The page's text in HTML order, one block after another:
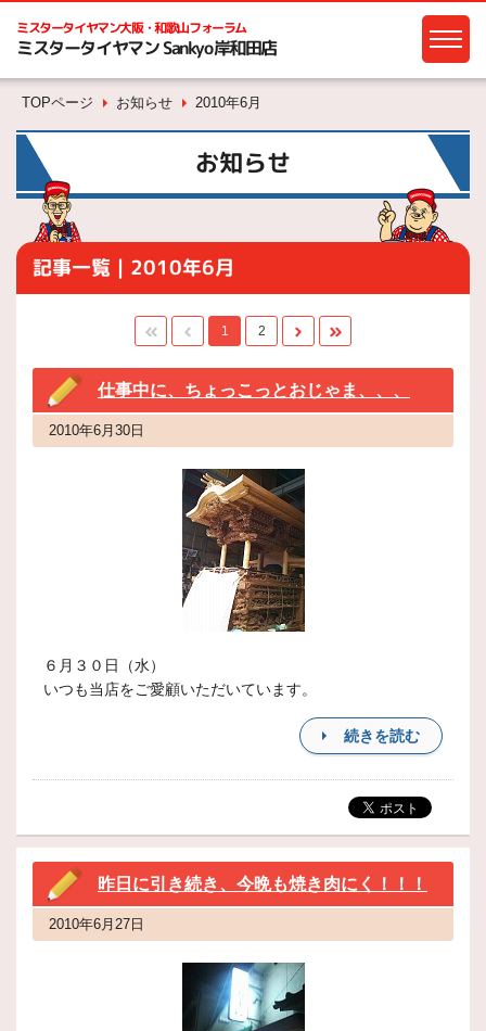
ミスタータイヤマン大阪・和歌山フォーラム
ミスタータイヤマン Sankyo岸和田店
TOPページ お知らせ 2010年6月
お知らせ
記事一覧｜2010年6月
1 2
仕事中に、ちょっこっとおじゃま、、、
2010年6月30日
６月３０日（水）
いつも当店をご愛顧いただいています。
続きを読む
昨日に引き続き、今晩も焼き肉にく！！！
2010年6月27日